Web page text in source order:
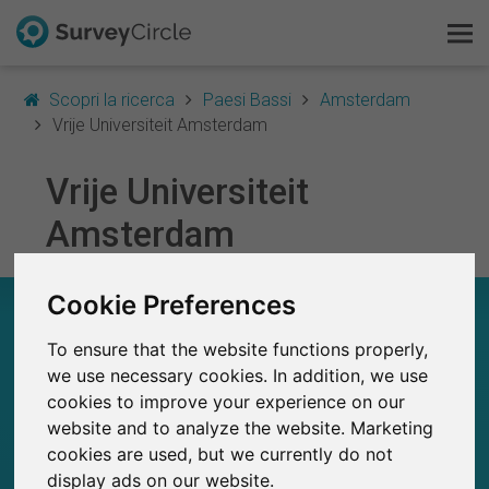
Cookie Preferences
To ensure that the website functions properly,
we use necessary cookies. In addition, we use
cookies to improve your experience on our
website and to analyze the website. Marketing
cookies are used, but we currently do not
display ads on our website.
Scopri la ricerca Paesi Bassi
Amsterdam
Vrije Universiteit Amsterdam
Vrije Universiteit
Amsterdam
VRIJE UNIVERSITEIT AMSTERDAM – A COLPO
1,230+
Studi pubblicati in precedenza su
SurveyCircle
2
Studi attualmente pubblicati su SurveyCircle
Questo è SurveyCircle
Survey Ranking
Scopri la ricerca
FAQ
Registrati gratis
Accedi